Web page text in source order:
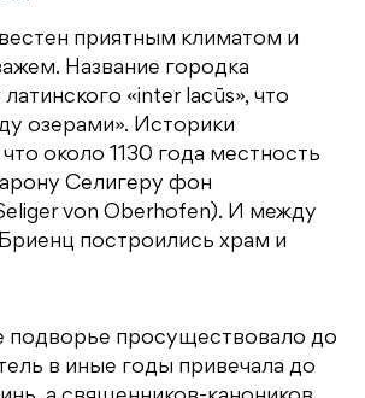
приятным климатом и
Название городка
«inter lacūs», что
озерами». Историки
около 1130 года местность
Селигеру фон
von Oberhofen). И между
построились храм и
подворье просуществовало до
в иные годы привечала до